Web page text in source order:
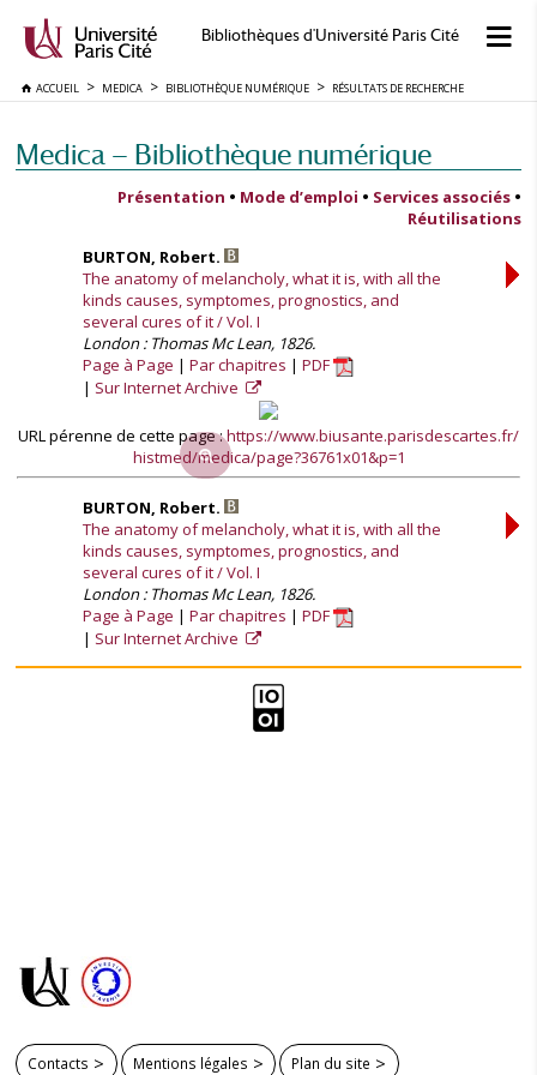
Bibliothèques d'Université Paris Cité
ACCUEIL MEDICA BIBLIOTHÈQUE NUMÉRIQUE RÉSULTATS DE RECHERCHE
Medica — Bibliothèque numérique
Présentation • Mode d’emploi • Services associés •
Réutilisations
BURTON, Robert.
The anatomy of melancholy, what it is, with all the
kinds causes, symptomes, prognostics, and
several cures of it / Vol. I
London : Thomas Mc Lean, 1826.
Page à Page
Par chapitres
PDF
Sur Internet Archive
URL pérenne de cette page :https://www.biusante.parisdescartes.fr/
histmed/medica/page?36761x01&p=1
BURTON, Robert.
The anatomy of melancholy, what it is, with all the
kinds causes, symptomes, prognostics, and
several cures of it / Vol. I
London : Thomas Mc Lean, 1826.
Page à Page
Par chapitres
PDF
Sur Internet Archive
Contacts Mentions légales Plan du site